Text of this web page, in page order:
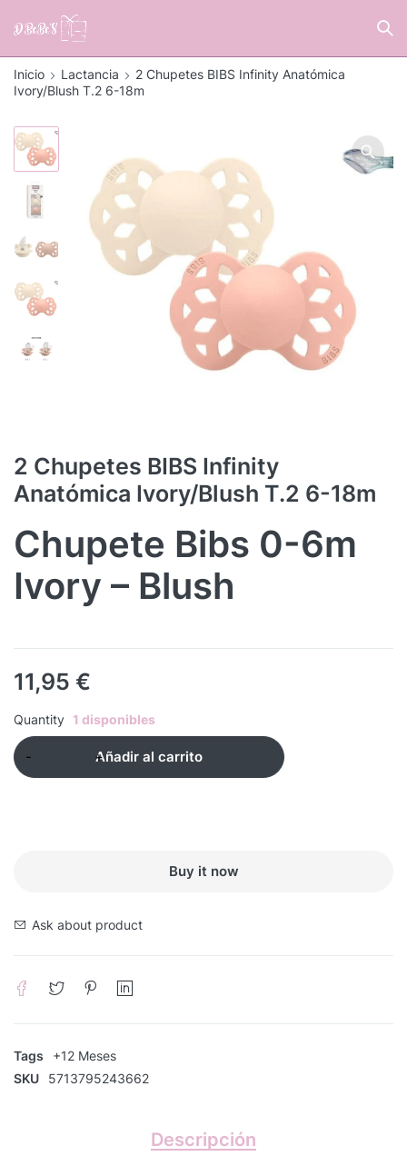
Inicio Lactancia
2 Chupetes BIBS Infinity Anatómica
Ivory/Blush T.2 6-18m
2 Chupetes BIBS Infinity
Anatómica Ivory/Blush T.2 6-18m
Chupete Bibs 0-6m
Ivory – Blush
11,95 €
Quantity 1 disponibles
Añadir al carrito
Buy it now
Ask about product
Tags
+12 Meses
SKU
5713795243662
Descripción